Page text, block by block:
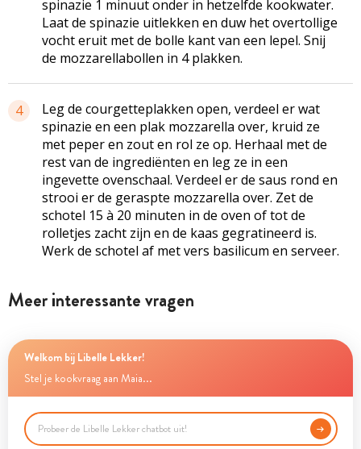
spinazie 1 minuut onder in hetzelfde kookwater.
Laat de spinazie uitlekken en duw het overtollige
vocht eruit met de bolle kant van een lepel. Snij
de mozzarellabollen in 4 plakken.
4
Leg de courgetteplakken open, verdeel er wat
spinazie en een plak mozzarella over, kruid ze
met peper en zout en rol ze op. Herhaal met de
rest van de ingrediënten en leg ze in een
ingevette ovenschaal. Verdeel er de saus rond en
strooi er de geraspte mozzarella over. Zet de
schotel 15 à 20 minuten in de oven of tot de
rolletjes zacht zijn en de kaas gegratineerd is.
Werk de schotel af met vers basilicum en serveer.
Meer interessante vragen
Welkom bij Libelle Lekker!
Stel je kookvraag aan Maia...